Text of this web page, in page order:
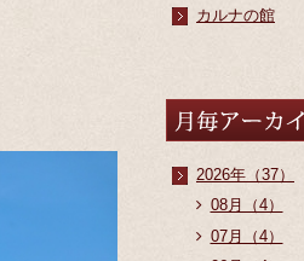
カルナの館
2026年（37）
08月（4）
07月（4）